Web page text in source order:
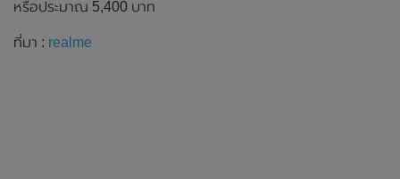
หรือประมาณ 5,400 บาท
ที่มา : realme